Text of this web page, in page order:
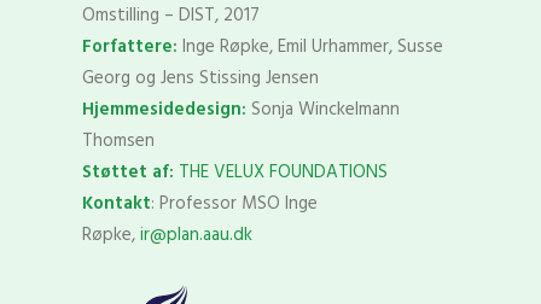
Omstilling – DIST, 2017
Forfattere: Inge Røpke, Emil Urhammer, Susse
Georg og Jens Stissing Jensen
Hjemmesidedesign: Sonja Winckelmann
Thomsen
Støttet af: THE VELUX FOUNDATIONS
Kontakt: Professor MSO Inge
Røpke,ir@plan.aau.dk